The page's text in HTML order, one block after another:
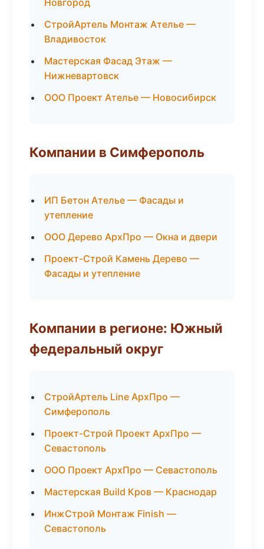
Новгород
СтройАртель Монтаж Ателье —
Владивосток
Мастерская Фасад Этаж —
Нижневартовск
ООО Проект Ателье — Новосибирск
Компании в Симферополь
ИП Бетон Ателье — Фасады и
утепление
ООО Дерево АрхПро — Окна и двери
Проект-Строй Камень Дерево —
Фасады и утепление
Компании в регионе: Южный
федеральный округ
СтройАртель Line АрхПро —
Симферополь
Проект-Строй Проект АрхПро —
Севастополь
ООО Проект АрхПро — Севастополь
Мастерская Build Кров — Краснодар
ИнжСтрой Монтаж Finish —
Севастополь